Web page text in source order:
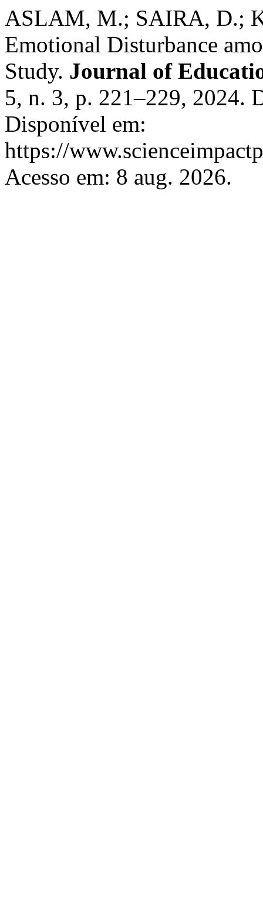
ASLAM, M.; SAIRA, D.;
Emotional Disturbance
Study. Journal of
5, n. 3, p. 221–229, 2024.
Disponível em:
https://
Acesso em: 8 aug. 2026.